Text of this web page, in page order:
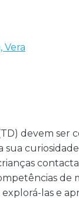
Vera
devem ser
sua
de
explorá-las e